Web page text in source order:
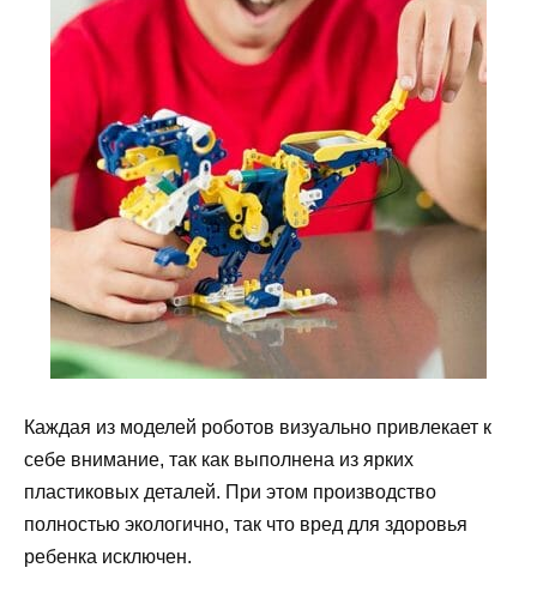
Каждая из моделей роботов визуально привлекает к
себе внимание, так как выполнена из ярких
пластиковых деталей. При этом производство
полностью экологично, так что вред для здоровья
ребенка исключен.